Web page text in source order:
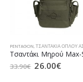
PENTAGON,ΤΣΑΝΤΆΚΙΑ ΌΠΛΟΥ
33.90€ 26.00€